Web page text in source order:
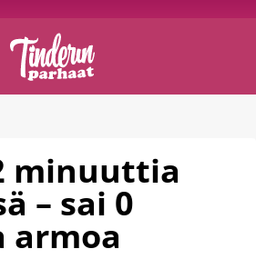
minuuttia
– sai 0
armoa